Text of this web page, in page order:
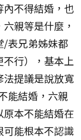
不得結婚，也
親等是什麼，
/表兄弟姊妹都
行），基本上
提議是說放寬
能結婚，六親
本不能結婚在
能根本不認識